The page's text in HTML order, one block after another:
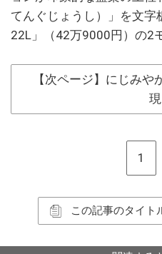
てんぐじょうし）」を文字
22L」（42万9000円）の2
【次ページ】にじみ
現
1
この記事のタイト